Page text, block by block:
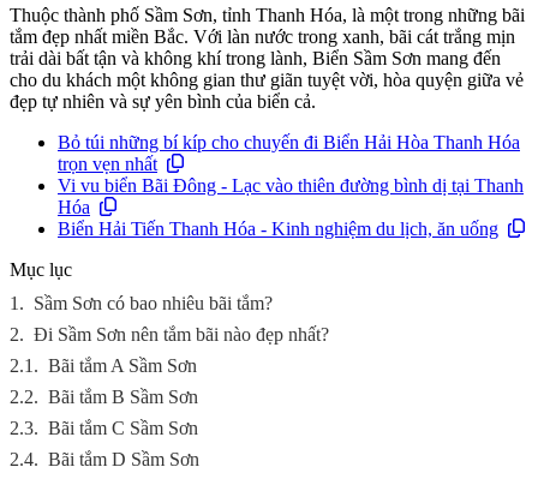
Thuộc thành phố Sầm Sơn, tỉnh Thanh Hóa, là một trong những bãi
tắm đẹp nhất miền Bắc. Với làn nước trong xanh, bãi cát trắng mịn
trải dài bất tận và không khí trong lành, Biển Sầm Sơn mang đến
cho du khách một không gian thư giãn tuyệt vời, hòa quyện giữa vẻ
đẹp tự nhiên và sự yên bình của biển cả.
Bỏ túi những bí kíp cho chuyến đi Biển Hải Hòa Thanh Hóa
trọn vẹn nhất
Vi vu biển Bãi Đông - Lạc vào thiên đường bình dị tại Thanh
Hóa
Biển Hải Tiến Thanh Hóa - Kinh nghiệm du lịch, ăn uống
Mục lục
1. Sầm Sơn có bao nhiêu bãi tắm?
2. Đi Sầm Sơn nên tắm bãi nào đẹp nhất?
2.1. Bãi tắm A Sầm Sơn
2.2. Bãi tắm B Sầm Sơn
2.3. Bãi tắm C Sầm Sơn
2.4. Bãi tắm D Sầm Sơn